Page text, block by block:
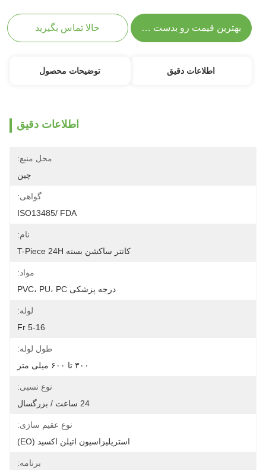
بهترین قیمت رو بدست بیار حالا تماس بگیرید
اطلاعات دقیق توضیحات محصول
اطلاعات دقیق
محل منبع:
چین
گواهی:
ISO13485/ FDA
نام:
کاتتر ساکشن بسته T-Piece 24H
مواد:
درجه پزشکی PVC، PU، PC
لوله:
5-16 Fr
طول لوله:
۳۰۰ تا ۶۰۰ میلی متر
نوع نسبی:
24 ساعت / بزرگسال
نوع عقیم سازی:
استریلیزاسیون اتیلن اکسید (EO)
برنامه: